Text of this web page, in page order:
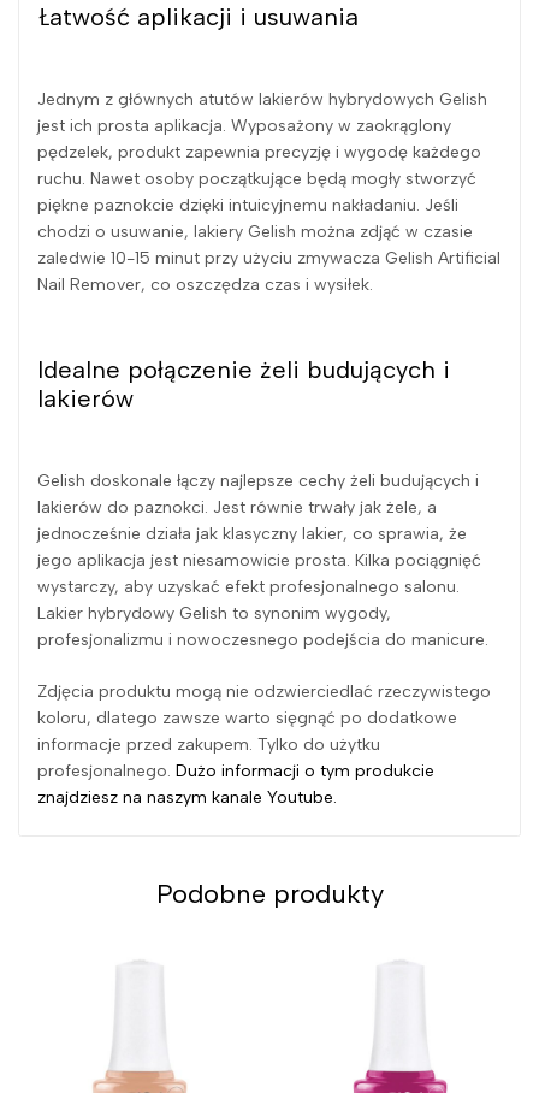
Łatwość aplikacji i usuwania
Jednym z głównych atutów lakierów hybrydowych Gelish
jest ich prosta aplikacja. Wyposażony w zaokrąglony
pędzelek, produkt zapewnia precyzję i wygodę każdego
ruchu. Nawet osoby początkujące będą mogły stworzyć
piękne paznokcie dzięki intuicyjnemu nakładaniu. Jeśli
chodzi o usuwanie, lakiery Gelish można zdjąć w czasie
zaledwie 10-15 minut przy użyciu zmywacza Gelish Artificial
Nail Remover, co oszczędza czas i wysiłek.
Idealne połączenie żeli budujących i
lakierów
Gelish doskonale łączy najlepsze cechy żeli budujących i
lakierów do paznokci. Jest równie trwały jak żele, a
jednocześnie działa jak klasyczny lakier, co sprawia, że
jego aplikacja jest niesamowicie prosta. Kilka pociągnięć
wystarczy, aby uzyskać efekt profesjonalnego salonu.
Lakier hybrydowy Gelish to synonim wygody,
profesjonalizmu i nowoczesnego podejścia do manicure.
Zdjęcia produktu mogą nie odzwierciedlać rzeczywistego
koloru, dlatego zawsze warto sięgnąć po dodatkowe
informacje przed zakupem. Tylko do użytku
profesjonalnego. Dużo informacji o tym produkcie
znajdziesz na naszym kanale Youtube.
Podobne produkty